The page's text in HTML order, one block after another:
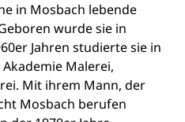
in Mosbach lebende
wurde sie in
Jahren studierte sie in
Malerei,
Mit ihrem Mann, der
Mosbach berufen